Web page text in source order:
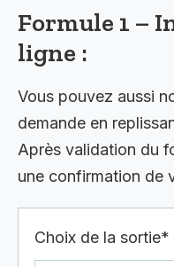
Formule 1 –
ligne :
Vous pouvez aussi
demande en
Après validation du
une confirmation de
Choix de la sortie*